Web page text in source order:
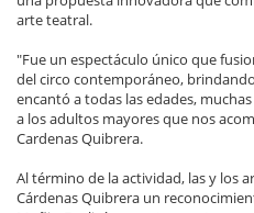
arte teatral.
"Fue un espectáculo único que
del circo contemporáneo,
encantó a todas las edades,
a los adultos mayores que nos
Cardenas Quibrera.
Al término de la actividad, las y los
Cárdenas Quibrera un